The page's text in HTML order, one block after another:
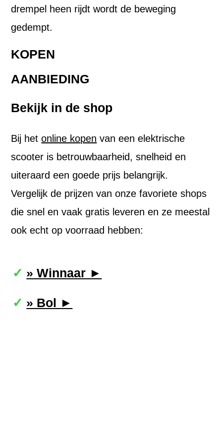
drempel heen rijdt wordt de beweging
gedempt.
KOPEN
AANBIEDING
Bekijk in de shop
Bij hetonline kopen van een elektrische
scooter is betrouwbaarheid, snelheid en
uiteraard een goede prijs belangrijk.
Vergelijk de prijzen van onze favoriete shops
die snel en vaak gratis leveren en ze meestal
ook echt op voorraad hebben:
» Winnaar ►
» Bol ►